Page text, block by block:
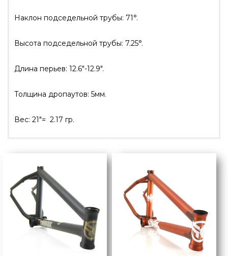
Наклон подседельной трубы: 71°.
Высота подседельной трубы: 7.25°.
Длина перьев: 12.6″-12.9″.
Толщина дропаутов: 5мм.
Вес: 21″= 2.17 гр.